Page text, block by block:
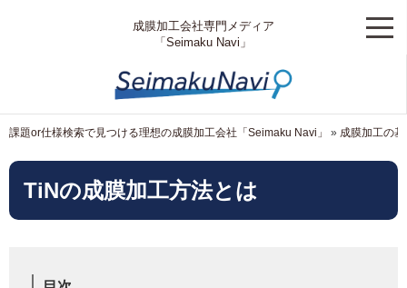
成膜加工会社専門メディア
「Seimaku Navi」
課題or仕様検索で見つける理想の成膜加工会社「Seimaku Navi」 » 成膜加工の
TiNの成膜加工方法とは